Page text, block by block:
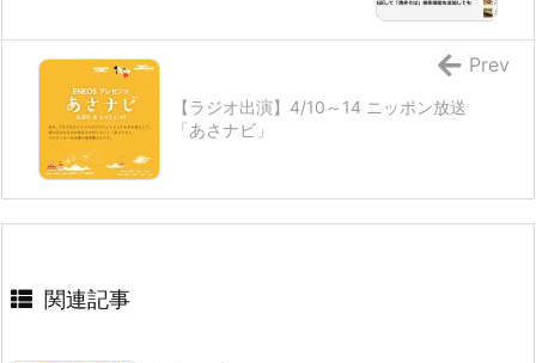
【ラジオ出演】4/10～14 ニッポン放送
「あさナビ」
Prev
関連記事